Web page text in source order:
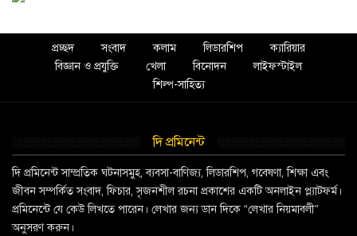
প্রচ্ছদ সংবাদ কলাম লিডারশিপ
ক্যারিয়ার
বিজ্ঞান ও প্রযুক্তি
খেলা বিনোদন
লাইফস্টাইল
শিল্প-সাহিত্য
দি প্রমিনেন্ট
দি প্রমিনেন্ট সাম্প্রতিক ঘটনাসমুহ, ব্যবসা-বাণিজ্য, লিডারশিপ, গবেষণা, শিক্ষা এবং
জীবন সম্পর্কিত সংবাদ, ফিচার, সৃজনশীল রচনা প্রকাশের একটি অনলাইন প্ল্যাটফর্ম।
প্রমিনেন্টে যে কেউ লিখতে পারেন। লেখার জন্য ডান দিকে “লেখার নিয়মাবলী”
অনুসরণ করুন।